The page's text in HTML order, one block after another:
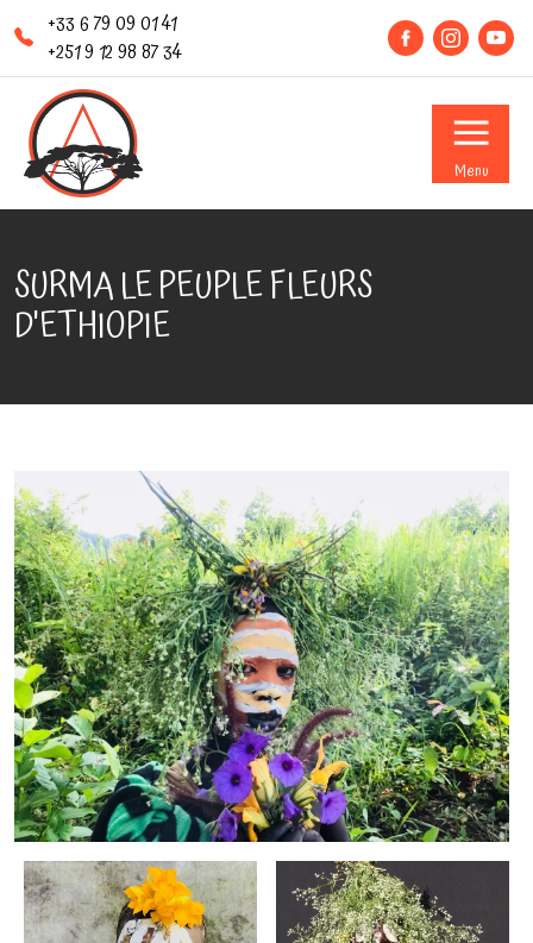
+33 6 79 09 01 41
+251 9 12 98 87 34
Menu
SURMA LE PEUPLE FLEURS
D'ETHIOPIE